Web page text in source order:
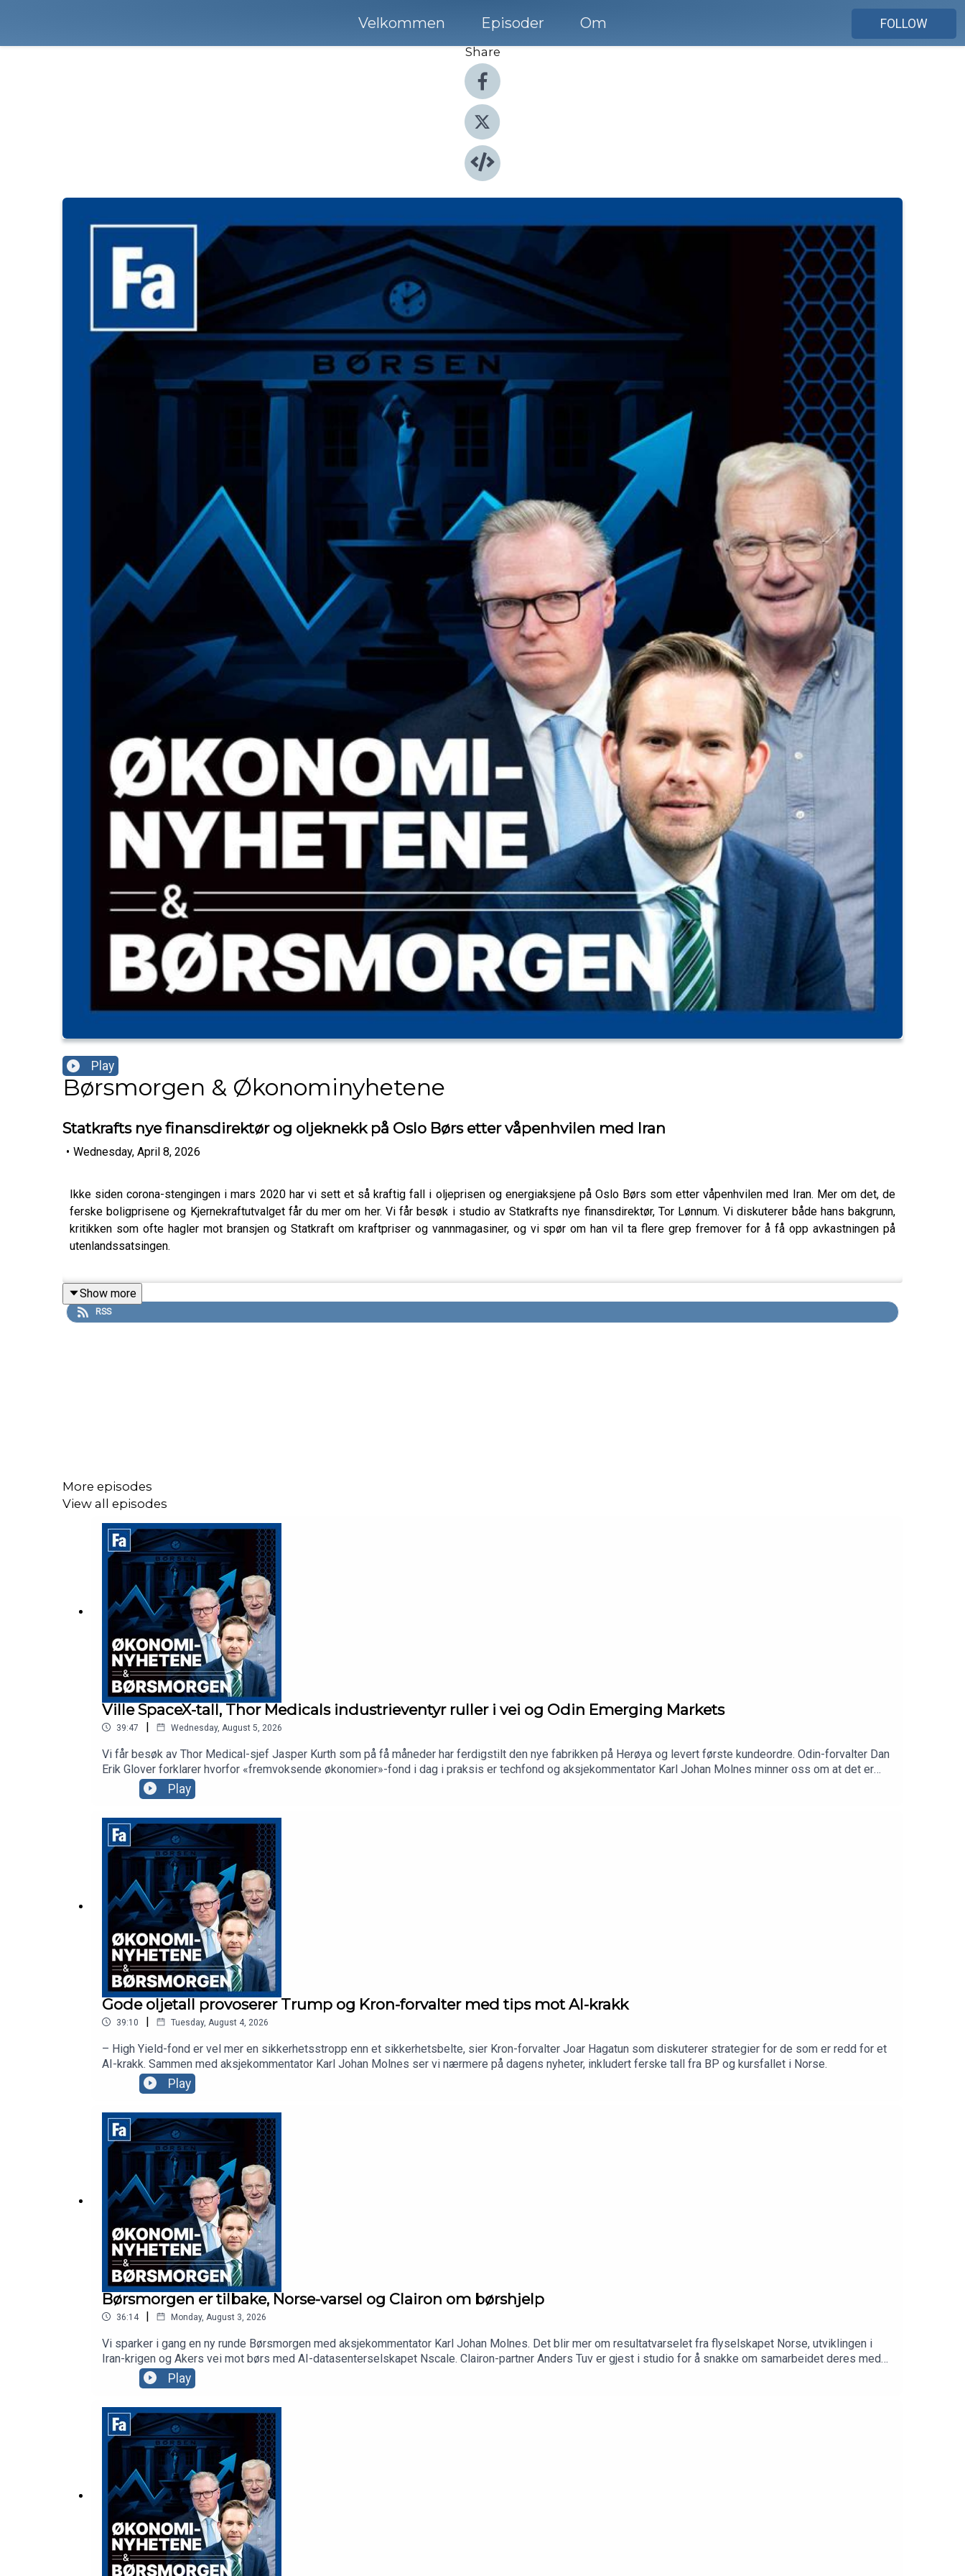
Velkommen Episoder Om
FOLLOW
Share
Play
Børsmorgen & Økonominyhetene
Statkrafts nye finansdirektør og oljeknekk på Oslo Børs etter våpenhvilen med Iran
• Wednesday, April 8, 2026
Ikke siden corona-stengingen i mars 2020 har vi sett et så kraftig fall i oljeprisen og energiaksjene på Oslo Børs som etter våpenhvilen med Iran. Mer om det, de
ferske boligprisene og Kjernekraftutvalget får du mer om her. Vi får besøk i studio av Statkrafts nye finansdirektør, Tor Lønnum. Vi diskuterer både hans bakgrunn,
kritikken som ofte hagler mot bransjen og Statkraft om kraftpriser og vannmagasiner, og vi spør om han vil ta flere grep fremover for å få opp avkastningen på
utenlandssatsingen.
Show more
RSS
More episodes
View all episodes
Ville SpaceX-tall, Thor Medicals industrieventyr ruller i vei og Odin Emerging Markets
39:47 | Wednesday, August 5, 2026
Vi får besøk av Thor Medical-sjef Jasper Kurth som på få måneder har ferdigstilt den nye fabrikken på Herøya og levert første kundeordre. Odin-forvalter Dan
Erik Glover forklarer hvorfor «fremvoksende økonomier»-fond i dag i praksis er techfond og aksjekommentator Karl Johan Molnes minner oss om at det er
mer AI og telekom enn Space i SpaceX.
Play
Gode oljetall provoserer Trump og Kron-forvalter med tips mot AI-krakk
39:10 | Tuesday, August 4, 2026
– High Yield-fond er vel mer en sikkerhetsstropp enn et sikkerhetsbelte, sier Kron-forvalter Joar Hagatun som diskuterer strategier for de som er redd for et
AI-krakk. Sammen med aksjekommentator Karl Johan Molnes ser vi nærmere på dagens nyheter, inkludert ferske tall fra BP og kursfallet i Norse.
Play
Børsmorgen er tilbake, Norse-varsel og Clairon om børshjelp
36:14 | Monday, August 3, 2026
Vi sparker i gang en ny runde Børsmorgen med aksjekommentator Karl Johan Molnes. Det blir mer om resultatvarselet fra flyselskapet Norse, utviklingen i
Iran-krigen og Akers vei mot børs med AI-datasenterselskapet Nscale. Clairon-partner Anders Tuv er gjest i studio for å snakke om samarbeidet deres med
Euronext for å hjelpe selskaper mot børs i Oslo eller Stockholm.
Play